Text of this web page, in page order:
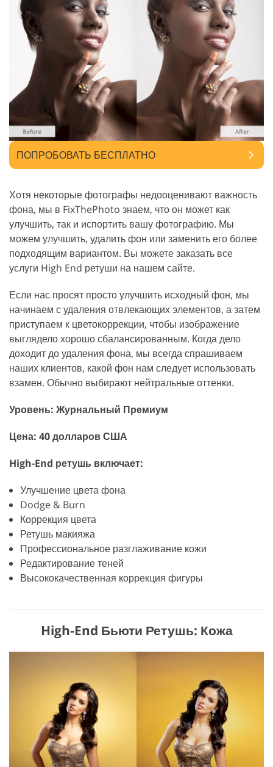
ПОПРОБОВАТЬ БЕСПЛАТНО
Хотя некоторые фотографы недооценивают важность
фона, мы в FixThePhoto знаем, что он может как
улучшить, так и испортить вашу фотографию. Мы
можем улучшить, удалить фон или заменить его более
подходящим вариантом. Вы можете заказать все
услуги High End ретуши на нашем сайте.
Если нас просят просто улучшить исходный фон, мы
начинаем с удаления отвлекающих элементов, а затем
приступаем к цветокоррекции, чтобы изображение
выглядело хорошо сбалансированным. Когда дело
доходит до удаления фона, мы всегда спрашиваем
наших клиентов, какой фон нам следует использовать
взамен. Обычно выбирают нейтральные оттенки.
Уровень: Журнальный Премиум
Цена: 40 долларов США
High-End ретушь включает:
Улучшение цвета фона
Dodge & Burn
Коррекция цвета
Ретушь макияжа
Профессиональное разглаживание кожи
Редактирование теней
Высококачественная коррекция фигуры
High-End Бьюти Ретушь: Кожа